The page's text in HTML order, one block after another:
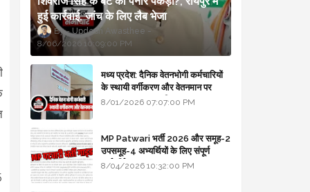
हुई कार्रवाई, जांच के लिए लैब भेजा
Updesh Awasthee
8/06/2026 10:09:00 PM
मध्य प्रदेश: दैनिक वेतनभोगी कर्मचारियों
के स्थायी वर्गीकरण और वेतनमान पर
सरकार का बड़ा स्पष्टीकरण
8/01/2026 07:07:00 PM
MP Patwari भर्ती 2026 और समूह-2
उपसमूह-4 अभ्यर्थियों के लिए संपूर्ण
मार्गदर्शिका
8/04/2026 10:32:00 PM